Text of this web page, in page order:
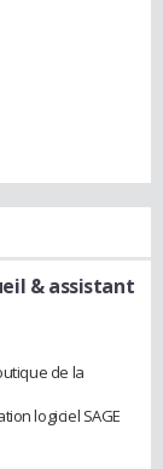
& assistant
de la
logiciel SAGE